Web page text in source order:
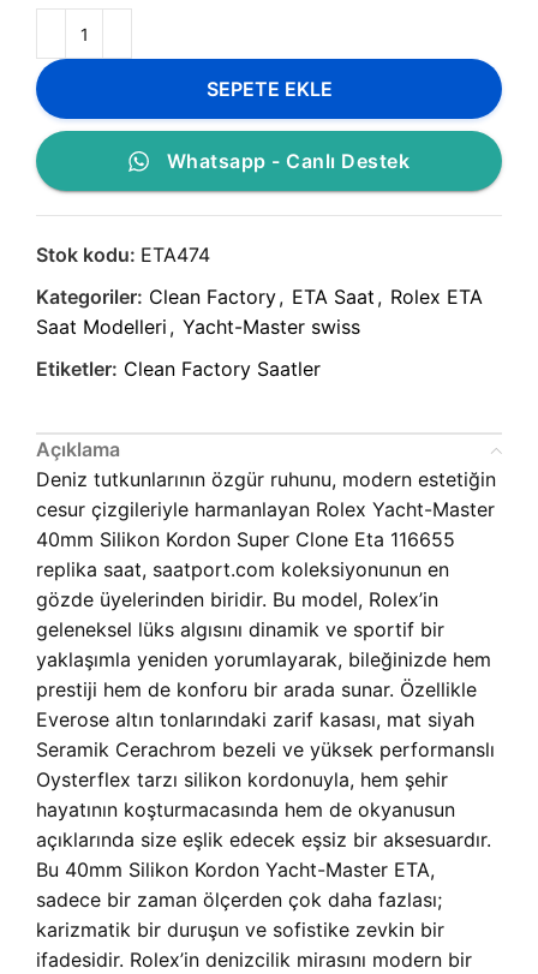
SEPETE EKLE
Whatsapp - Canlı Destek
Stok kodu: ETA474
Kategoriler: Clean Factory, ETA Saat , Rolex ETA
Saat Modelleri , Yacht-Master swiss
Etiketler: Clean Factory Saatler
Açıklama
Deniz tutkunlarının özgür ruhunu, modern estetiğin
cesur çizgileriyle harmanlayan Rolex Yacht-Master
40mm Silikon Kordon Super Clone Eta 116655
replika saat, saatport.com koleksiyonunun en
gözde üyelerinden biridir. Bu model, Rolex’in
geleneksel lüks algısını dinamik ve sportif bir
yaklaşımla yeniden yorumlayarak, bileğinizde hem
prestiji hem de konforu bir arada sunar. Özellikle
Everose altın tonlarındaki zarif kasası, mat siyah
Seramik Cerachrom bezeli ve yüksek performanslı
Oysterflex tarzı silikon kordonuyla, hem şehir
hayatının koşturmacasında hem de okyanusun
açıklarında size eşlik edecek eşsiz bir aksesuardır.
Bu 40mm Silikon Kordon Yacht-Master ETA,
sadece bir zaman ölçerden çok daha fazlası;
karizmatik bir duruşun ve sofistike zevkin bir
ifadesidir. Rolex’in denizcilik mirasını modern bir